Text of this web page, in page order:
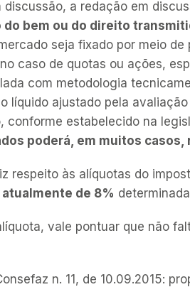
discussão, a redação em
do bem ou do direito
seja fixado por meio
caso de quotas ou ações,
com metodologia
líquido ajustado pela
conforme estabelecido na
poderá, em muitos
respeito às alíquotas do
atualmente de 8%
vale pontuar que não
n. 11, de 10.09.2015: